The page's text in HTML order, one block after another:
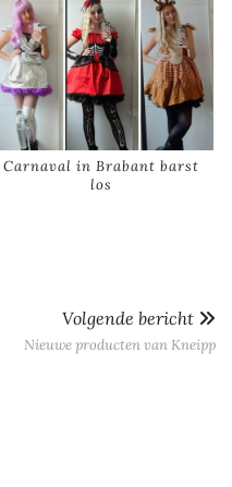
Carnaval in Brabant barst
los
Volgende bericht
Nieuwe producten van Kneipp